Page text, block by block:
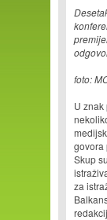
foto:
U
govora
Skup
za